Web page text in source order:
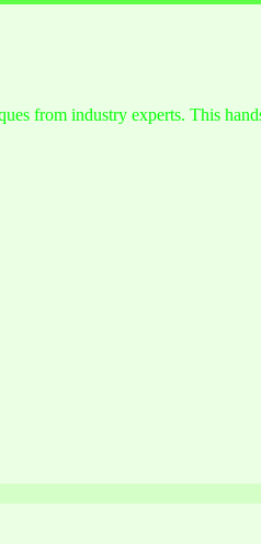
from industry experts. This